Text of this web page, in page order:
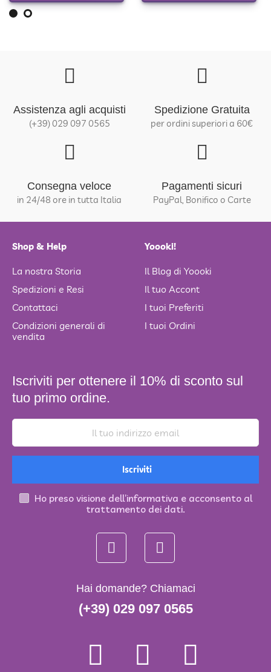
Assistenza agli acquisti
(+39) 029 097 0565
Spedizione Gratuita
per ordini superiori a 60€
Consegna veloce
in 24/48 ore in tutta Italia
Pagamenti sicuri
PayPal, Bonifico o Carte
Shop & Help
La nostra Storia
Spedizioni e Resi
Contattaci
Condizioni generali di
vendita
Yoooki!
Il Blog di Yoooki
Il tuo Accont
I tuoi Preferiti
I tuoi Ordini
Iscriviti per ottenere il 10% di sconto sul
tuo primo ordine.
Iscriviti
Ho preso visione dell’informativa e acconsento al
trattamento dei dati.
Hai domande? Chiamaci
(+39) 029 097 0565